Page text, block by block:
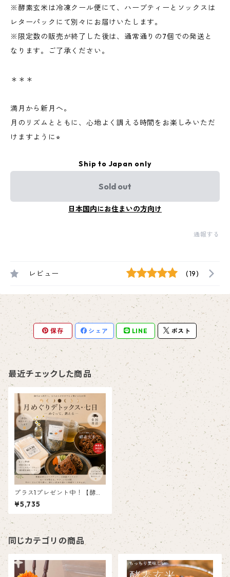
※酵素玄米は冷凍クール便にて、ハーブティーとソックスは
レターパックにて別々にお届けいたします。
※限定数の販売が終了した後は、通常通りの7個での発送と
なります。ご了承ください。
＊＊＊
満月から新月へ。
月のリズムとともに、心地よく調える時間をお楽しみいただ
けますように⭐︎
Ship to Japan only
Sold out
日本国内にお住まいの方向け
通報する
レビュー (19)
保存 シェア LINE ポスト
最近チェックした商品
プラス1プレゼント中！【酵素
玄米スペシャルセット】月め
ぐりデトックス・七日 — めぐ
って、調える —
¥5,735
同じカテゴリの商品